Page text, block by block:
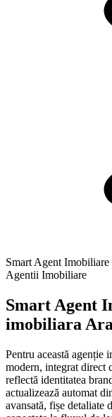
Smart Agent
Agentii Imobiliare
Smart Agent
imobiliara
Pentru această agenție
modern, integrat direct
reflectă identitatea
actualizează automat
avansată, fișe detaliate